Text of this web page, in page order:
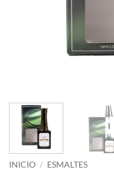
INICIO / ESMALTES